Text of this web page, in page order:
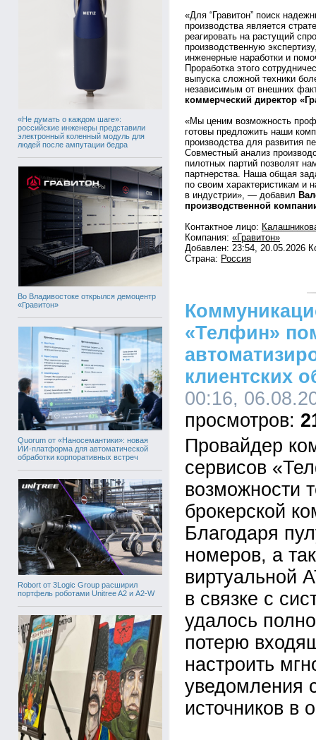
«Не думать о каждом шаге»:
российские инженеры представили
электронный коленный модуль для
людей после ампутации бедра
Во Владивостоке открылся демоцентр
«Гравитон»
Quorum от «Наносемантики»: новая
ИИ-платформа для автоматической
обработки корпоративных встреч
Robort от 3Logic Group расширил
портфель роботами Unitree A2 и A2-W
«Для “Гравитон” поиск
производства является
реагировать на растущий
производственную
инженерные наработки и
Проработка этого
выпуска сложной техники
независимым от внешних
коммерческий директор
«Мы ценим возможность
готовы предложить наши
производства для развития
Совместный анализ
пилотных партий позволят
партнерства. Наша общая
по своим характеристикам и
в индустрии», — добавил
производственной
Контактное лицо:
Компания: «Гравитон»
Добавлен: 23:54, 20.05.2026
Страна: Россия
«Телфин»
клиентских
00:16,
Провайдер
сервисов
возможности
брокерской
Благодаря
номеров, а
виртуальной
в связке с
удалось
потерю
настроить
уведомления
источников в